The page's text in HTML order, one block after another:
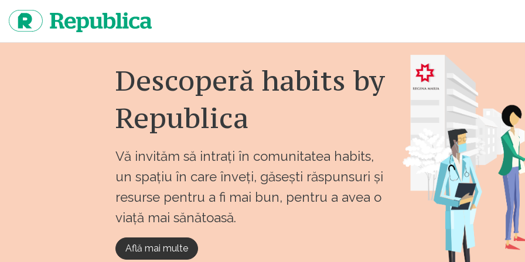
continut
Descoperă habits by
Republica
Vă invităm să intrați în comunitatea habits,
un spațiu în care înveți, găsești răspunsuri și
resurse pentru a fi mai bun, pentru a avea o
viață mai sănătoasă.
Află mai multe